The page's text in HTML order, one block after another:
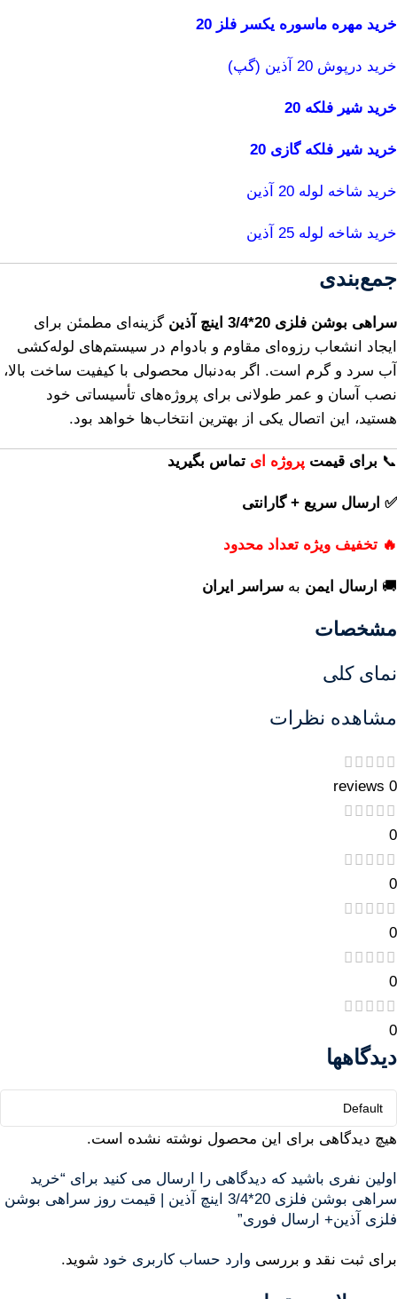
خرید مهره ماسوره یکسر فلز 20
خرید درپوش 20 آذین (گپ)
خرید شیر فلکه 20
خرید شیر فلکه گازی 20
خرید شاخه لوله 20 آذین
خرید شاخه لوله 25 آذین
جمع‌بندی
سراهی بوشن فلزی 20*3/4 اینچ آذین
گزینه‌ای مطمئن برای
ایجاد انشعاب رزوه‌ای مقاوم و بادوام در سیستم‌های لوله‌کشی
آب سرد و گرم است. اگر به‌دنبال محصولی با کیفیت ساخت بالا،
نصب آسان و عمر طولانی برای پروژه‌های تأسیساتی خود
هستید، این اتصال یکی از بهترین انتخاب‌ها خواهد بود.
📞 برای قیمت پروژه ای تماس بگیرید
✅ ارسال سریع + گارانتی
🔥 تخفیف ویژه تعداد محدود
🚚 ارسال ایمن به سراسر ایران
مشخصات
نمای کلی
مشاهده نظرات
0 reviews
0
0
0
0
0
دیدگاهها
هیچ دیدگاهی برای این محصول نوشته نشده است.
اولین نفری باشید که دیدگاهی را ارسال می کنید برای “خرید
سراهی بوشن فلزی 20*3/4 اینچ آذین | قیمت روز سراهی بوشن
فلزی آذین+ ارسال فوری”
برای ثبت نقد و بررسی وارد حساب کاربری خود شوید.